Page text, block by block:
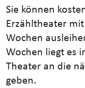
Sie können
Erzähltheater
Wochen
Wochen liegt es
Theater an die
geben.